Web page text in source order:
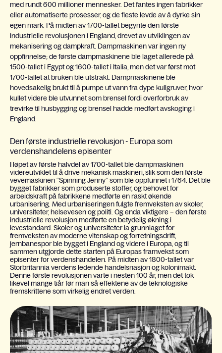
med rundt 600 millioner mennesker. Det fantes ingen fabrikker
eller automatiserte prosesser, og de fleste levde av å dyrke sin
egen mark. På midten av 1700-tallet begynte den første
industrielle revolusjonen i England, drevet av utviklingen av
mekanisering og dampkraft. Dampmaskinen var ingen ny
oppfinnelse; de første dampmaskinene ble laget allerede på
1500-tallet i Egypt og 1600-tallet i Italia, men det var først mot
1700-tallet at bruken ble utstrakt. Dampmaskinene ble
hovedsakelig brukt til å pumpe ut vann fra dype kullgruver, hvor
kullet videre ble utvunnet som brensel fordi overforbruk av
trevirke til husbygging og brensel hadde medført avskoging i
England.
Den første industrielle revolusjon - Europa som
verdenshandelens episenter
I løpet av første halvdel av 1700-tallet ble dampmaskinen
videreutviklet til å drive mekanisk maskineri, slik som den første
vevemaskinen “Spinning Jenny” som ble oppfunnet i 1764. Det ble
bygget fabrikker som produserte stoffer, og behovet for
arbeidskraft på fabrikkene medførte en raskt økende
urbanisering. Med urbaniseringen fulgte fremveksten av skoler,
universiteter, helsevesen og politi. Og enda viktigere – den første
industrielle revolusjon medførte en betydelig økning i
levestandard. Skoler og universiteter la grunnlaget for
fremveksten av moderne vitenskap og forretningsdrift,
jernbanespor ble bygget i England og videre i Europa, og til
sammen utgjorde dette starten på Europas framvekst som
episenter for verdenshandelen. På midten av 1800-tallet var
Storbritannia verdens ledende handelsnasjon og kolonimakt.
Denne første revolusjonen varte i nesten 100 år, men det tok
likevel mange tiår før man så effektene av de teknologiske
fremskrittene som virkelig endret verden.